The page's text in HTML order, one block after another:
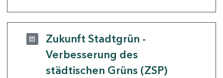
Zukunft Stadtgrün -
Verbesserung des
städtischen Grüns (ZSP)